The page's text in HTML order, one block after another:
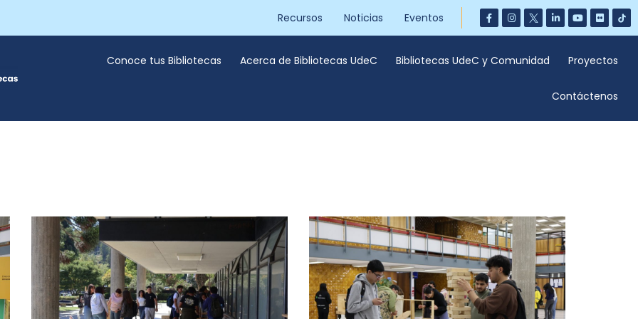
Recursos Noticias Eventos
Conoce tus Bibliotecas Acerca de Bibliotecas UdeC Bibliotecas UdeC y Comunidad Proyectos
Contáctenos